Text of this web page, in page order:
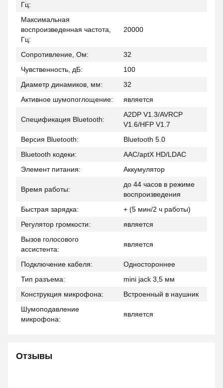
Гц:
Максимальная
воспроизведенная частота,
Гц:
20000
Сопротивление, Ом:
32
Чувственность, дБ:
100
Диаметр динамиков, мм:
32
Активное шумопоглощение:
является
Спецификация Bluetooth:
A2DP V1.3/AVRCP
V1.6/HFP V1.7
Версия Bluetooth:
Bluetooth 5.0
Bluetooth кодеки:
AAC/aptX HD/LDAC
Элемент питания:
Аккумулятор
Время работы:
до 44 часов в режиме
воспроизведения
Быстрая зарядка:
+ (5 мин/2 ч работы)
Регулятор громкости:
является
Вызов голосового
ассистента:
является
Подключение кабеля:
Одностороннее
Тип разъема:
mini jack 3,5 мм
Конструкция микрофона:
Встроенный в наушник
Шумоподавление
микрофона:
является
Отзывы